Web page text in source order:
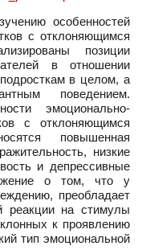
особенностей
с отклоняющимся
позиции
в отношении
в целом, а
поведением.
эмоционально-
с отклоняющимся
повышенная
низкие
и депрессивные
о том, что у
преобладает
реакции на стимулы
к проявлению
тип эмоциональной